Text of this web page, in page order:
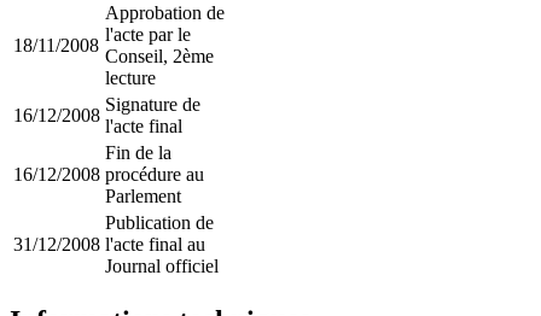
18/11/2008
Approbation de
l'acte par le
Conseil, 2ème
lecture
16/12/2008
Signature de
l'acte final
16/12/2008
Fin de la
procédure au
Parlement
31/12/2008
Publication de
l'acte final au
Journal officiel